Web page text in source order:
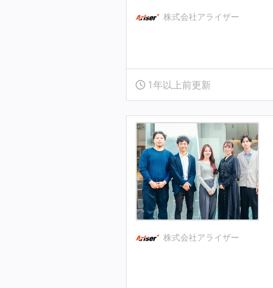
株式会社アライザー
1年以上前更新
株式会社アライザー